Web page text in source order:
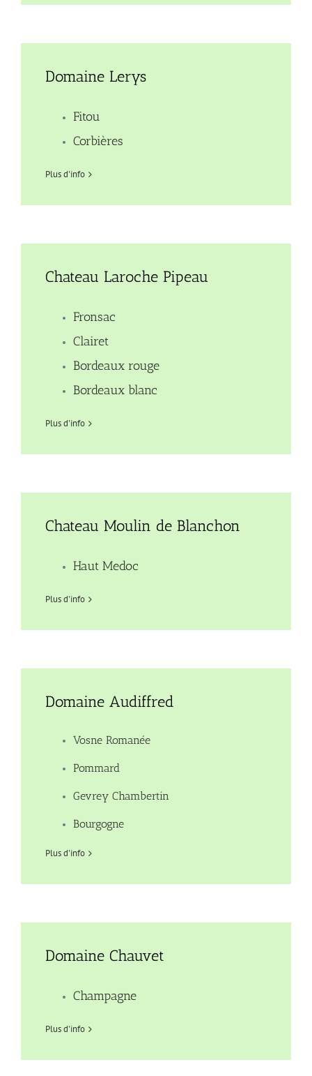
Domaine Lerys
Fitou
Corbières
Plus d'info
Chateau Laroche Pipeau
Fronsac
Clairet
Bordeaux rouge
Bordeaux blanc
Plus d'info
Chateau Moulin de Blanchon
Haut Medoc
Plus d'info
Domaine Audiffred
Vosne Romanée
Pommard
Gevrey Chambertin
Bourgogne
Plus d'info
Domaine Chauvet
Champagne
Plus d'info